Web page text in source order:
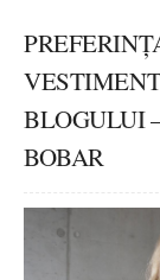
BLOGULUI
BOBAR